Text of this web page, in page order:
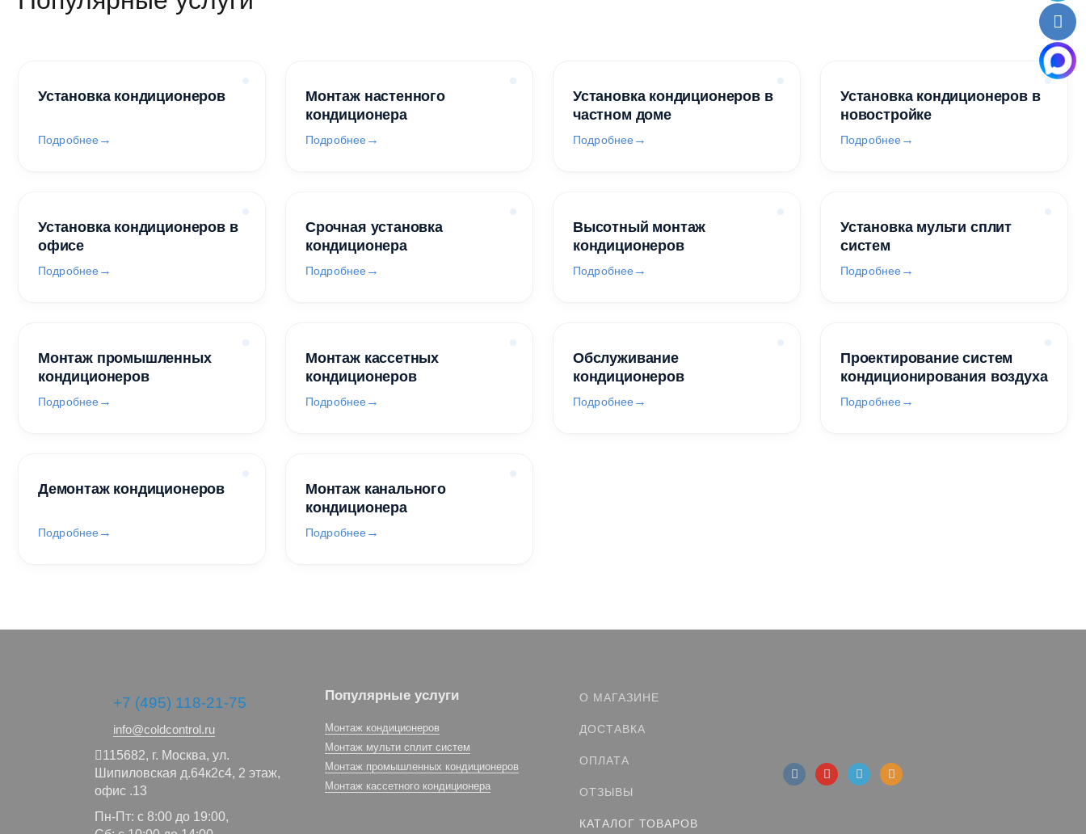
Установка кондиционеров
Подробнее
Монтаж настенного
кондиционера
Подробнее
Установка кондиционеров в
частном доме
Подробнее
Установка кондиционеров в
новостройке
Подробнее
Установка кондиционеров в
офисе
Подробнее
Срочная установка
кондиционера
Подробнее
Высотный монтаж
кондиционеров
Подробнее
Установка мульти сплит
систем
Подробнее
Монтаж промышленных
кондиционеров
Подробнее
Монтаж кассетных
кондиционеров
Подробнее
Обслуживание
кондиционеров
Подробнее
Проектирование систем
кондиционирования воздуха
Подробнее
Демонтаж кондиционеров
Подробнее
Монтаж канального
кондиционера
Подробнее
+7 (495) 118-21-75
info@coldcontrol.ru
115682, г. Москва, ул.
Шипиловская д.64к2с4, 2 этаж,
офис .13
Пн-Пт: с 8:00 до 19:00,
Популярные услуги
Монтаж кондиционеров
Монтаж мульти сплит систем
Монтаж промышленных кондиционеров
Монтаж кассетного кондиционера
О МАГАЗИНЕ
ДОСТАВКА
ОПЛАТА
ОТЗЫВЫ
КАТАЛОГ ТОВАРОВ